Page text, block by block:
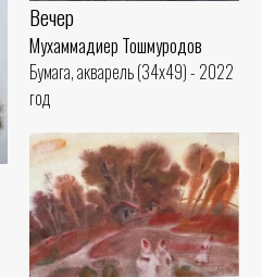
Вечер
Мухаммадиер Тошмуродов
Бумага, акварель (34x49) - 2022
год